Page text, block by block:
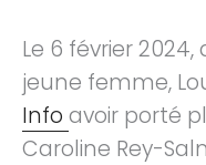
Le 6 février
jeune femme,
Info avoir porté
Caroline Rey-